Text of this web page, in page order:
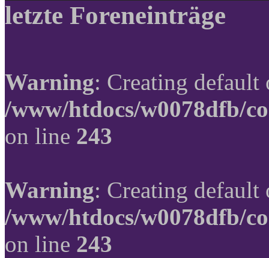
letzte Foreneinträge
Warning: Creating
/www/htdocs/w0078dfb/
on line 243
Warning: Creating
/www/htdocs/w0078dfb/
on line 243